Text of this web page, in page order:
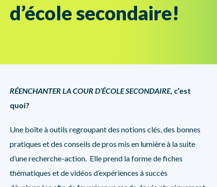
d’école secondaire!
RÉENCHANTER LA COUR D’ÉCOLE SECONDAIRE, c’est
quoi?
Une boîte à outils regroupant des notions clés, des bonnes
pratiques et des conseils de pros mis en lumière à la suite
d’une recherche-action. Elle prend la forme de fiches
thématiques et de vidéos d’expériences à succès